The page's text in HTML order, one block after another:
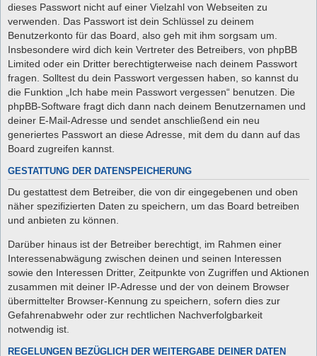
dieses Passwort nicht auf einer Vielzahl von Webseiten zu
verwenden. Das Passwort ist dein Schlüssel zu deinem
Benutzerkonto für das Board, also geh mit ihm sorgsam um.
Insbesondere wird dich kein Vertreter des Betreibers, von phpBB
Limited oder ein Dritter berechtigterweise nach deinem Passwort
fragen. Solltest du dein Passwort vergessen haben, so kannst du
die Funktion „Ich habe mein Passwort vergessen“ benutzen. Die
phpBB-Software fragt dich dann nach deinem Benutzernamen und
deiner E-Mail-Adresse und sendet anschließend ein neu
generiertes Passwort an diese Adresse, mit dem du dann auf das
Board zugreifen kannst.
GESTATTUNG DER DATENSPEICHERUNG
Du gestattest dem Betreiber, die von dir eingegebenen und oben
näher spezifizierten Daten zu speichern, um das Board betreiben
und anbieten zu können.
Darüber hinaus ist der Betreiber berechtigt, im Rahmen einer
Interessenabwägung zwischen deinen und seinen Interessen
sowie den Interessen Dritter, Zeitpunkte von Zugriffen und Aktionen
zusammen mit deiner IP-Adresse und der von deinem Browser
übermittelter Browser-Kennung zu speichern, sofern dies zur
Gefahrenabwehr oder zur rechtlichen Nachverfolgbarkeit
notwendig ist.
REGELUNGEN BEZÜGLICH DER WEITERGABE DEINER DATEN